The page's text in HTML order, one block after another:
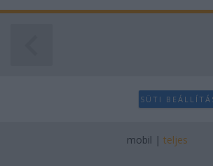
SÜTI
mobil | teljes